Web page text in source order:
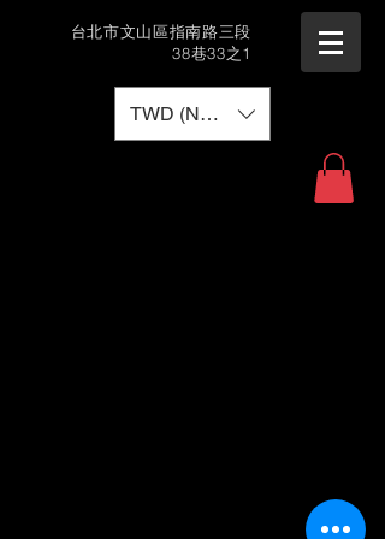
​台北市文山區指南路三段
38巷33之1
TWD (NT$)